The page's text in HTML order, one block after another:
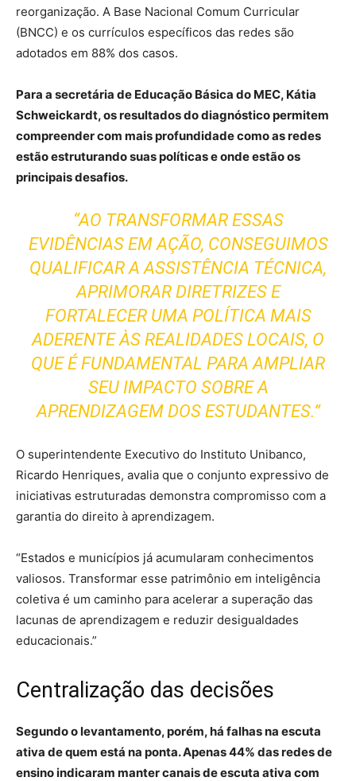
reorganização. A Base Nacional Comum Curricular
(BNCC) e os currículos específicos das redes são
adotados em 88% dos casos.
Para a secretária de Educação Básica do MEC, Kátia
Schweickardt, os resultados do diagnóstico permitem
compreender com mais profundidade como as redes
estão estruturando suas políticas e onde estão os
principais desafios.
“AO TRANSFORMAR ESSAS
EVIDÊNCIAS EM AÇÃO, CONSEGUIMOS
QUALIFICAR A ASSISTÊNCIA TÉCNICA,
APRIMORAR DIRETRIZES E
FORTALECER UMA POLÍTICA MAIS
ADERENTE ÀS REALIDADES LOCAIS, O
QUE É FUNDAMENTAL PARA AMPLIAR
SEU IMPACTO SOBRE A
APRENDIZAGEM DOS ESTUDANTES.”
O superintendente Executivo do Instituto Unibanco,
Ricardo Henriques, avalia que o conjunto expressivo de
iniciativas estruturadas demonstra compromisso com a
garantia do direito à aprendizagem.
“Estados e municípios já acumularam conhecimentos
valiosos. Transformar esse patrimônio em inteligência
coletiva é um caminho para acelerar a superação das
lacunas de aprendizagem e reduzir desigualdades
educacionais.”
Centralização das decisões
Segundo o levantamento, porém, há falhas na escuta
ativa de quem está na ponta. Apenas 44% das redes de
ensino indicaram manter canais de escuta ativa com